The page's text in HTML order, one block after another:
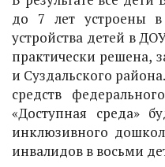
до 7 лет устроены
устройства детей в
практически решена,
и Суздальского
средств
«Доступная среда»
инклюзивного
инвалидов в восьми